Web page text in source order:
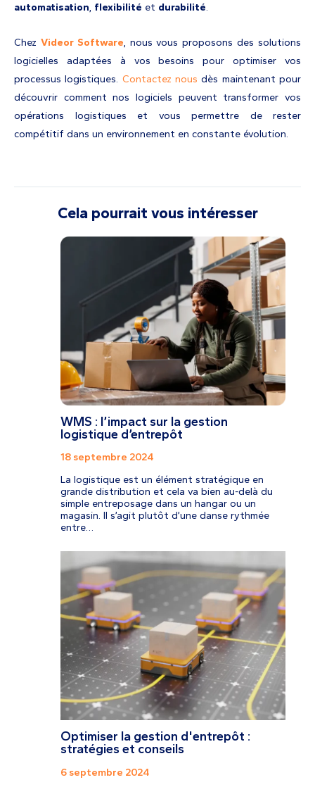
automatisation, flexibilité et durabilité.
Chez Videor Software , nous vous proposons des solutions
logicielles adaptées à vos besoins pour optimiser vos
processus logistiques. Contactez nous dès maintenant pour
découvrir comment nos logiciels peuvent transformer vos
opérations logistiques et vous permettre de rester
compétitif dans un environnement en constante évolution.
Cela pourrait vous intéresser
WMS : l’impact sur la gestion
logistique d’entrepôt
18 septembre 2024
La logistique est un élément stratégique en
grande distribution et cela va bien au-delà du
simple entreposage dans un hangar ou un
magasin. Il s’agit plutôt d’une danse rythmée
entre…
Optimiser la gestion d'entrepôt :
stratégies et conseils
6 septembre 2024